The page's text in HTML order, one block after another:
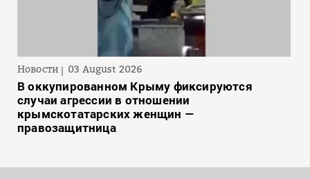
Новости 03 August 2026
В оккупированном Крыму фиксируются
случаи агрессии в отношении
крымскотатарских женщин —
правозащитница